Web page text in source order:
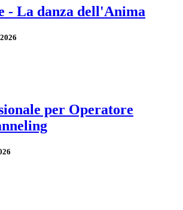
- La danza dell'Anima
per Operatore